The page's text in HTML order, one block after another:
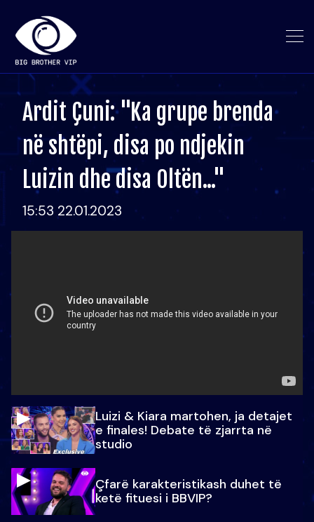
Ardit Çuni: "Ka grupe brenda
në shtëpi, disa po ndjekin
Luizin dhe disa Oltën..."
15:53 22.01.2023
Luizi & Kiara martohen, ja detajet
e finales! Debate të zjarrta në
studio
Çfarë karakteristikash duhet të
ketë fituesi i BBVIP?